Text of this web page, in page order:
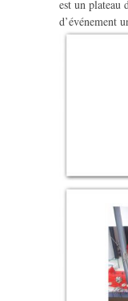
est un plateau
d’événement